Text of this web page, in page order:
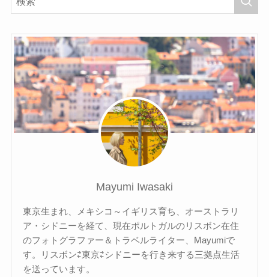
Mayumi Iwasaki
東京生まれ、メキシコ～イギリス育ち、オーストラリ
ア・シドニーを経て、現在ポルトガルのリスボン在住
のフォトグラファー＆トラベルライター、Mayumiで
す。リスボン⇄東京⇄シドニーを行き来する三拠点生活
を送っています。